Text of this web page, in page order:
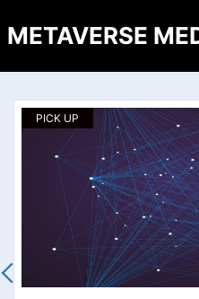
METAVERSE
PICK UP